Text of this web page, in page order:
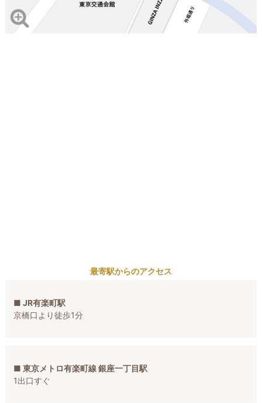
最寄駅からのアクセス
■ JR有楽町駅
京橋口より徒歩1分
■ 東京メトロ有楽町線 銀座一丁目駅
1出口すぐ